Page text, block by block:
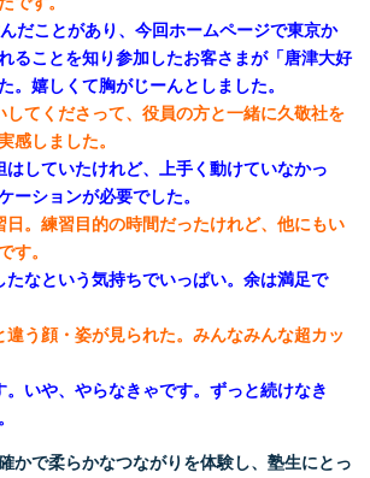
だことがあり、今回ホームページで東京か
ることを知り参加したお客さまが「唐津大好
。嬉しくて胸がじーんとしました。
してくださって、役員の方と一緒に久敬社を
感しました。
はしていたけれど、上手く動けていなかっ
ーションが必要でした。
日。練習目的の時間だったけれど、他にもい
す。
たなという気持ちでいっぱい。余は満足で
違う顔・姿が見られた。みんなみんな超カッ
。いや、やらなきゃです。ずっと続けなき
かで柔らかなつながりを体験し、塾生にとっ